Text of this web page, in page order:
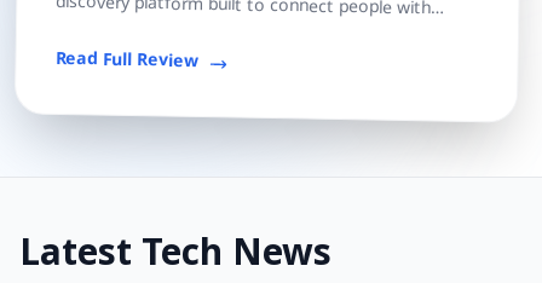
Read Full Review
Latest Tech News